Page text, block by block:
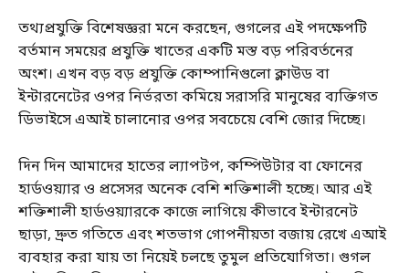
তথ্যপ্রযুক্তি বিশেষজ্ঞরা মনে করছেন, গুগলের এই পদক্ষেপটি
বর্তমান সময়ের প্রযুক্তি খাতের একটি মস্ত বড় পরিবর্তনের
অংশ। এখন বড় বড় প্রযুক্তি কোম্পানিগুলো ক্লাউড বা
ইন্টারনেটের ওপর নির্ভরতা কমিয়ে সরাসরি মানুষের ব্যক্তিগত
ডিভাইসে এআই চালানোর ওপর সবচেয়ে বেশি জোর দিচ্ছে।
দিন দিন আমাদের হাতের ল্যাপটপ, কম্পিউটার বা ফোনের
হার্ডওয়্যার ও প্রসেসর অনেক বেশি শক্তিশালী হচ্ছে। আর এই
শক্তিশালী হার্ডওয়্যারকে কাজে লাগিয়ে কীভাবে ইন্টারনেট
ছাড়া, দ্রুত গতিতে এবং শতভাগ গোপনীয়তা বজায় রেখে এআই
ব্যবহার করা যায় তা নিয়েই চলছে তুমুল প্রতিযোগিতা। গুগল